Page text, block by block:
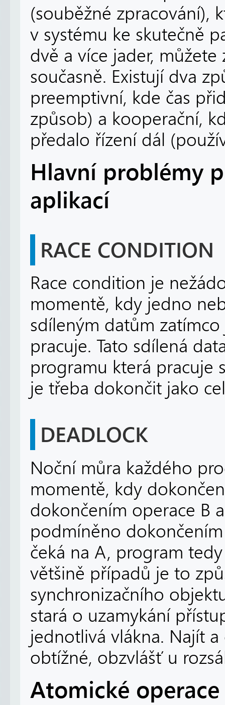
(souběžné zpracování),
v systému ke skutečně
dvě a více jader,
současně. Existují dva
preemptivní, kde čas
způsob) a kooperační,
předalo řízení dál
Hlavní problémy
aplikací
RACE CONDITION
Race condition je
momentě, kdy jedno
sdíleným datům
pracuje. Tato sdílená
programu která pracuje
je třeba dokončit jako
DEADLOCK
Noční můra každého
momentě, kdy
dokončením operace B
podmíněno dokončením
čeká na A, program
většině případů je to
synchronizačního
stará o uzamykání
jednotlivá vlákna. Najít
obtížné, obzvlášť u
Atomické operace